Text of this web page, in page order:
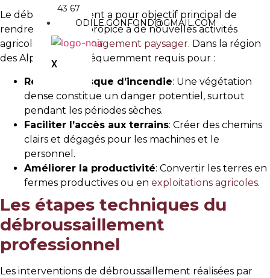
43 67
ODILE.GONFOND@GMAIL.COM
X
04 90 92 43 67 CONTACT@GONFONDJM.FR
Le débroussaillement a pour objectif principal de
rendre un terrain propice à de nouvelles activités
agricoles ou d’aménagement paysager. Dans la région
des Alpilles, il est fréquemment requis pour :
Réduire le risque d’incendie: Une végétation
dense constitue un danger potentiel, surtout
pendant les périodes sèches.
Faciliter l’accès aux terrains: Créer des chemins
clairs et dégagés pour les machines et le
personnel.
Améliorer la productivité: Convertir les terres en
fermes productives ou en exploitations agricoles.
Les étapes techniques du
débroussaillement
professionnel
Les interventions de débroussaillement réalisées par